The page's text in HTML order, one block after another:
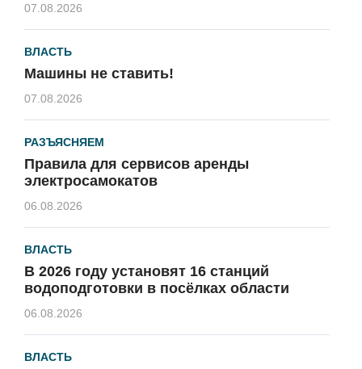
07.08.2026
ВЛАСТЬ
Машины не ставить!
07.08.2026
РАЗЪЯСНЯЕМ
Правила для сервисов аренды
электросамокатов
06.08.2026
ВЛАСТЬ
В 2026 году установят 16 станций
водоподготовки в посёлках области
06.08.2026
ВЛАСТЬ